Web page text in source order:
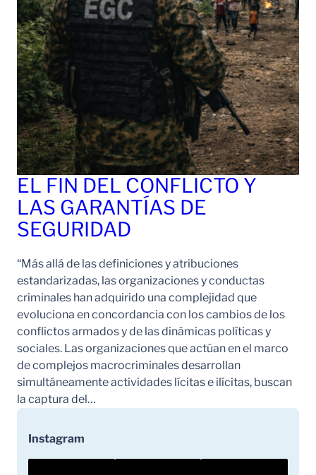
EL FIN DEL CONFLICTO Y
LAS GARANTÍAS DE
SEGURIDAD
“Más allá de las definiciones y atribuciones
estandarizadas, las organizaciones y conductas
criminales han adquirido una complejidad que
evoluciona en concordancia con los cambios de los
conflictos armados y de las dinámicas políticas y
sociales. Las organizaciones que actúan en el marco
de complejos macrocriminales desarrollan
simultáneamente actividades lícitas e ilícitas, buscan
la captura del…
Instagram